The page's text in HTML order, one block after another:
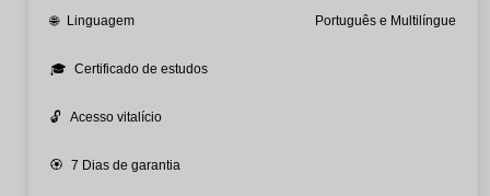
🌐 Linguagem Português e Multilíngue
🎓 Certificado de estudos
🔓 Acesso vitalício
🏵️ 7 Dias de garantia